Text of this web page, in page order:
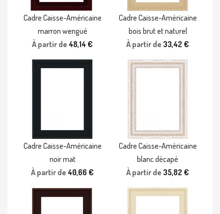
Cadre Caisse-Américaine
marron wengué
À partir de 48,14 €
Cadre Caisse-Américaine
bois brut et naturel
À partir de 33,42 €
Cadre Caisse-Américaine
noir mat
À partir de 40,66 €
Cadre Caisse-Américaine
blanc décapé
À partir de 35,82 €